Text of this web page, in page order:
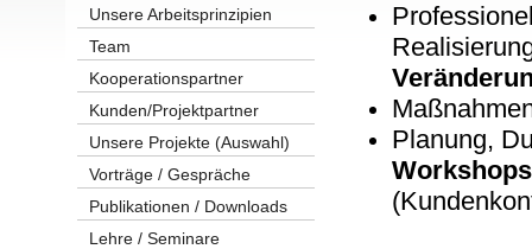
Unsere Arbeitsprinzipien
Team
Kooperationspartner
Kunden/Projektpartner
Unsere Projekte (Auswahl)
Vorträge / Gespräche
Publikationen / Downloads
Lehre / Seminare
Planung,